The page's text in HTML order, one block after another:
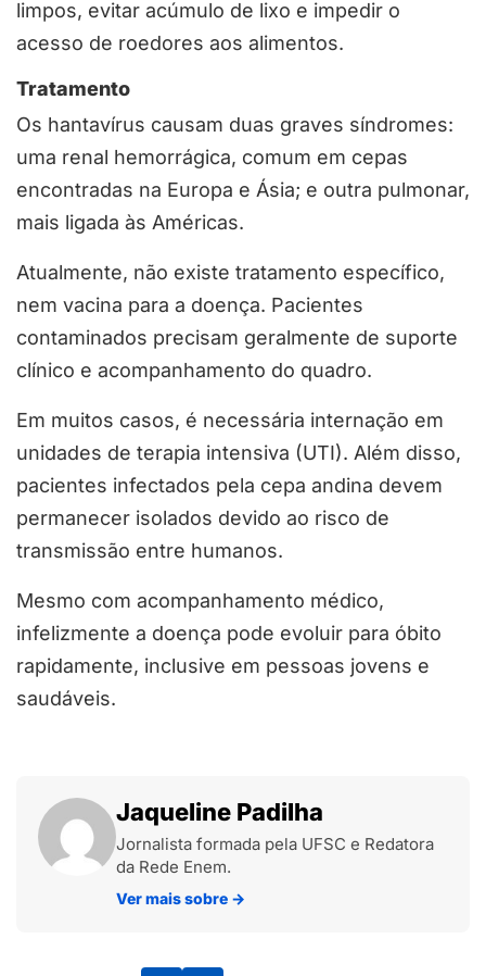
limpos, evitar acúmulo de lixo e impedir o
acesso de roedores aos alimentos.
Tratamento
Os hantavírus causam duas graves síndromes:
uma renal hemorrágica, comum em cepas
encontradas na Europa e Ásia; e outra pulmonar,
mais ligada às Américas.
Atualmente, não existe tratamento específico,
nem vacina para a doença. Pacientes
contaminados precisam geralmente de suporte
clínico e acompanhamento do quadro.
Em muitos casos, é necessária internação em
unidades de terapia intensiva (UTI). Além disso,
pacientes infectados pela cepa andina devem
permanecer isolados devido ao risco de
transmissão entre humanos.
Mesmo com acompanhamento médico,
infelizmente a doença pode evoluir para óbito
rapidamente, inclusive em pessoas jovens e
saudáveis.
Jaqueline Padilha
Jornalista formada pela UFSC e Redatora
da Rede Enem.
Ver mais sobre →